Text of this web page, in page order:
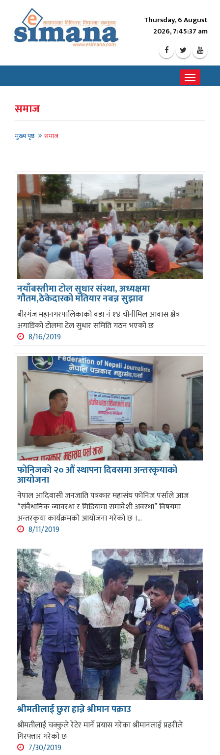
Thursday, 6 August
2026, 7:45:40 am
Toggle
समाज
मुख्य पृष्ठ समाज
नयाँबस्तीमा टोल सुधार संस्था, अध्यक्षमा
गौतम,ठेकेदारको मतियार नबन्न सुझाव
बीरगंज महानगरपालिकाको वडा नं १४ चीनीमिल आवास क्षेत्र
अगाडिको टोलमा टेल सुधार समिति गठन भएको छ
8/16/2019
फोनिजको २० औं स्थापना दिवसमा अन्तरकृयाको
आयोजना
नेपाल आदिवासी जनजाति पत्रकार महासंघ फोनिज पर्साले आज
“संवैधानिक व्यावस्था र मिडियामा समावेशी अवस्था” विषयमा
अन्तरकृया कार्यक्रमको आयोजना गरेको छ ।...
8/11/2019
श्रीमतीलाई छुरा हान्ने श्रीमान पक्राउ
श्रीमतीलाई चक्कुले रेटेर मार्ने प्रयास गरेका श्रीमानलाई प्रहरीले
गिरफ्तार गरेको छ
7/30/2019